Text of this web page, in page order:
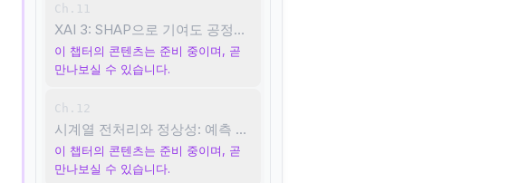
Ch.11
XAI 3: SHAP으로 기여도 공정하게 나누기
이 챕터의 콘텐츠는 준비 중이며, 곧
만나보실 수 있습니다.
Ch.12
시계열 전처리와 정상성: 예측 가능한 상태로 만들기
이 챕터의 콘텐츠는 준비 중이며, 곧
만나보실 수 있습니다.